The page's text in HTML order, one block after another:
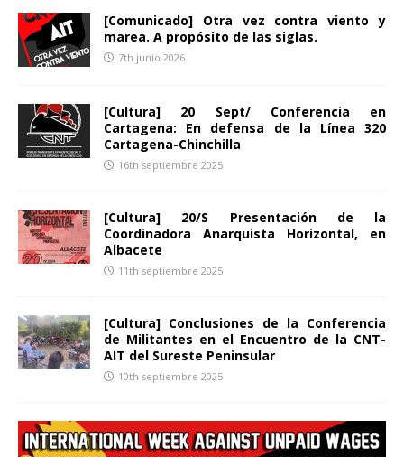
[Comunicado] Otra vez contra viento y
marea. A propósito de las siglas.
7th junio 2026
[Cultura] 20 Sept/ Conferencia en
Cartagena: En defensa de la Línea 320
Cartagena-Chinchilla
16th septiembre 2025
[Cultura] 20/S Presentación de la
Coordinadora Anarquista Horizontal, en
Albacete
11th septiembre 2025
[Cultura] Conclusiones de la Conferencia
de Militantes en el Encuentro de la CNT-
AIT del Sureste Peninsular
10th septiembre 2025